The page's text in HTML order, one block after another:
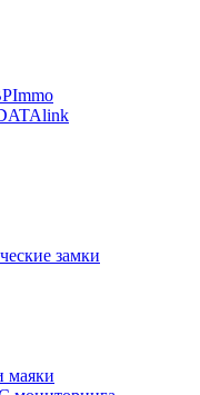
замки
маяки